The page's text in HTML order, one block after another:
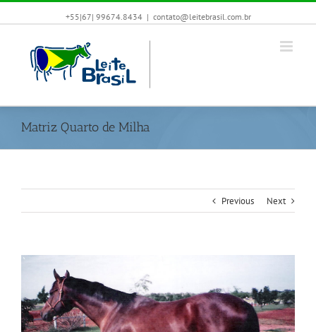
+55|67| 99674.8434 | contato@leitebrasil.com.br
Matriz Quarto de Milha
Previous Next
View
Image